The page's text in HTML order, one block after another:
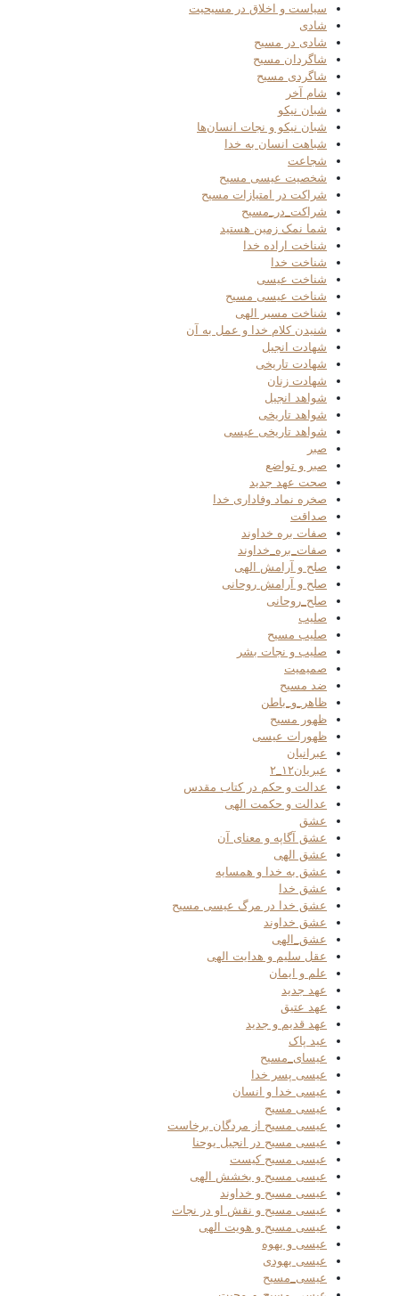
سیاست و اخلاق در مسیحیت
شادی
شادی در مسیح
شاگردان مسیح
شاگردی مسیح
شام آخر
شبان نیکو
شبان نیکو و نجات انسان‌ها
شباهت انسان به خدا
شجاعت
شخصیت عیسی مسیح
شراکت در امتیازات مسیح
شراکت_در_مسیح
شما نمک زمین هستید
شناخت اراده خدا
شناخت خدا
شناخت عیسی
شناخت عیسی مسیح
شناخت مسیر الهی
شنیدن کلام خدا و عمل به آن
شهادت انجیل
شهادت تاریخی
شهادت زنان
شواهد انجیل
شواهد تاریخی
شواهد تاریخی عیسی
صبر
صبر و تواضع
صحت عهد جدید
صخره نماد وفاداری خدا
صداقت
صفات بره خداوند
صفات_بره_خداوند
صلح و آرامش الهی
صلح و آرامش روحانی
صلح_روحانی
صلیب
صلیب مسیح
صلیب و نجات بشر
صمیمیت
ضد مسیح
ظاهر_و_باطن
ظهور مسیح
ظهورات عیسی
عبرانیان
عبریان۱۲_۲
عدالت و حکم در کتاب مقدس
عدالت و حکمت الهی
عشق
عشق آگاپه و معنای آن
عشق الهی
عشق به خدا و همسایه
عشق خدا
عشق خدا در مرگ عیسی مسیح
عشق خداوند
عشق_الهی
عقل سلیم و هدایت الهی
علم و ایمان
عهد جدید
عهد عتیق
عهد قدیم و جدید
عید پاک
عیسای_مسیح
عیسی پسر خدا
عیسی خدا و انسان
عیسی مسیح
عیسی مسیح از مردگان برخاست
عیسی مسیح در انجیل یوحنا
عیسی مسیح کیست
عیسی مسیح و بخشش الهی
عیسی مسیح و خداوند
عیسی مسیح و نقش او در نجات
عیسی مسیح و هویت الهی
عیسی و یهوه
عیسی یهودی
عیسی_مسیح